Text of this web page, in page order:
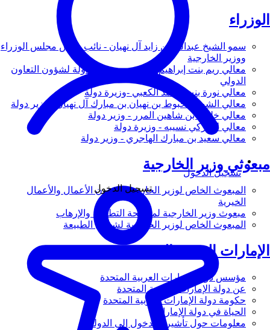
الوزراء
سمو الشيخ عبدالله بن زايد آل نهيان - نائب رئيس مجلس الوزراء
ووزير الخارجية
معالي ريم بنت إبراهيم الهاشمي - وزيرة دولة لشؤون التعاون
الدولي
معالي نورة بنت محمد الكعبي -وزيرة دولة
معالي الشيخ شخبوط بن نهيان بن مبارك آل نهيان - وزير دولة
معالي خليفة بن شاهين المرر - وزير دولة
معالي لانا زكي نسيبه - وزيرة دولة
معالي سعيد بن مبارك الهاجري - وزير دولة
مبعوثي وزير الخارجية
المبعوث الخاص لوزير الخارجية لشؤون الأعمال والأعمال
الخيرية
مبعوث وزير الخارجية لمكافحة التطرف والإرهاب
المبعوث الخاص لوزير الخارجية لشؤون الطبيعة
الإمارات العربية المتحدة
مؤسس دولة الإمارات العربية المتحدة
عن دولة الإمارات العربية المتحدة
حكومة دولة الإمارات العربية المتحدة
الحياة في دولة الإمارات
معلومات حول تأشيرة الدخول إلى الدولة
تسجيل الدخول
تسجيل الدخول